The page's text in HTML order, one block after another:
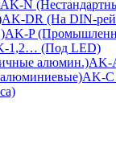
AK-N
AK-DR (На DIN-
AK-P
1,2… (Под LED)
AK-
AK-C